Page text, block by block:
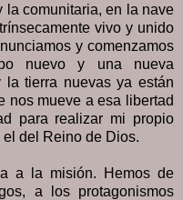
la comunitaria, en la nave
vivo y unido
y comenzamos
nuevo y una nueva
la tierra nuevas ya están
nos mueve a esa libertad
para realizar mi propio
del Reino de Dios.
a la misión. Hemos de
a los protagonismos